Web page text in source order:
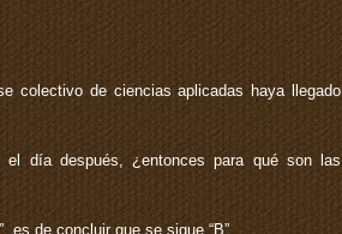
colectivo de ciencias aplicadas haya llegado
día después, ¿entonces para qué son las
es de concluir que se sigue “B”.